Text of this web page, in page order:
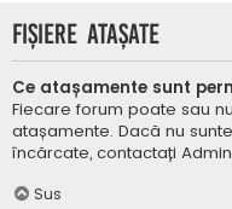
Fișiere atașate
Ce atașamente sunt
Fiecare forum poate sau
atașamente. Dacă nu
încărcate, contactați
Sus